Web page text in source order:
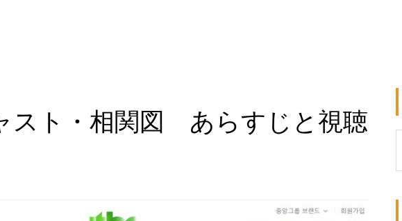
ト・相関図 あらすじと視聴